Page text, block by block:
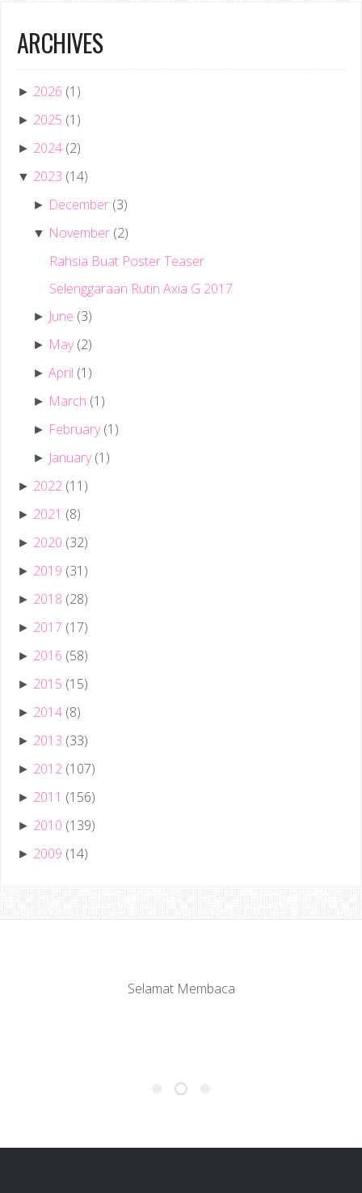
ARCHIVES
► 2026 (1)
► 2025 (1)
► 2024 (2)
▼ 2023 (14)
► December (3)
▼ November (2)
Rahsia Buat Poster Teaser
Selenggaraan Rutin Axia G 2017
► June (3)
► May (2)
►April (1)
► March (1)
► February (1)
► January (1)
► 2022 (11)
► 2021 (8)
► 2020 (32)
► 2019 (31)
► 2018 (28)
► 2017 (17)
► 2016 (58)
► 2015 (15)
► 2014 (8)
► 2013 (33)
► 2012 (107)
► 2011 (156)
► 2010 (139)
► 2009 (14)
Selamat Membaca